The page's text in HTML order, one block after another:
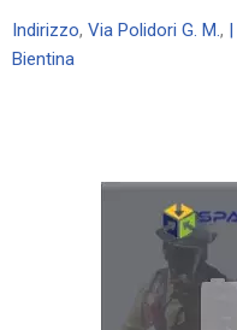
Indirizzo, Via Polidori G. M.,
Bientina